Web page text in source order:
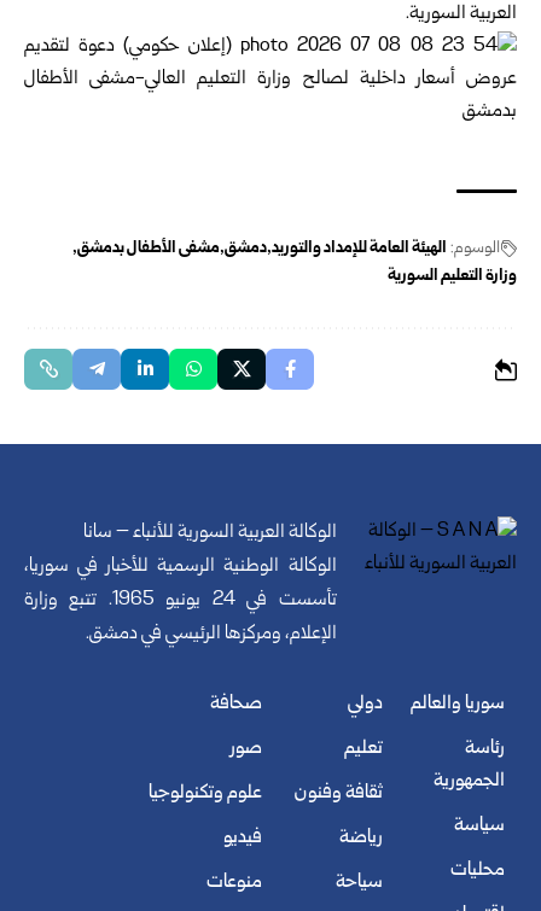
العربية السورية.
الوسوم: الهيئة العامة للإمداد والتوريد دمشق مشفى الأطفال بدمشق
وزارة التعليم السورية
الوكالة العربية السورية للأنباء – سانا
الوكالة الوطنية الرسمية للأخبار في سوريا،
تأسست في 24 يونيو 1965. تتبع وزارة
الإعلام، ومركزها الرئيسي في دمشق.
سوريا والعالم
رئاسة
الجمهورية
سياسة
محليات
دولي
تعليم
ثقافة وفنون
رياضة
سياحة
صحافة
صور
علوم وتكنولوجيا
فيديو
منوعات